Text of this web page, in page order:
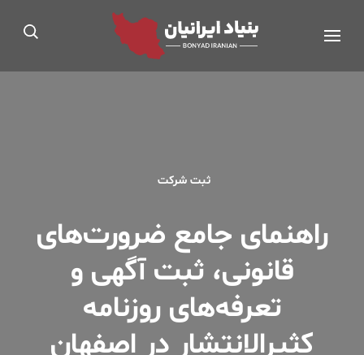
بنیاد ایرانیان®
مجوز رسمی از اداره کار، تعاون و رفاه اجتماعی
ثبت شرکت
راهنمای جامع ضرورت‌های
قانونی، ثبت آگهی و
تعرفه‌های روزنامه
کثیرالانتشار در اصفهان